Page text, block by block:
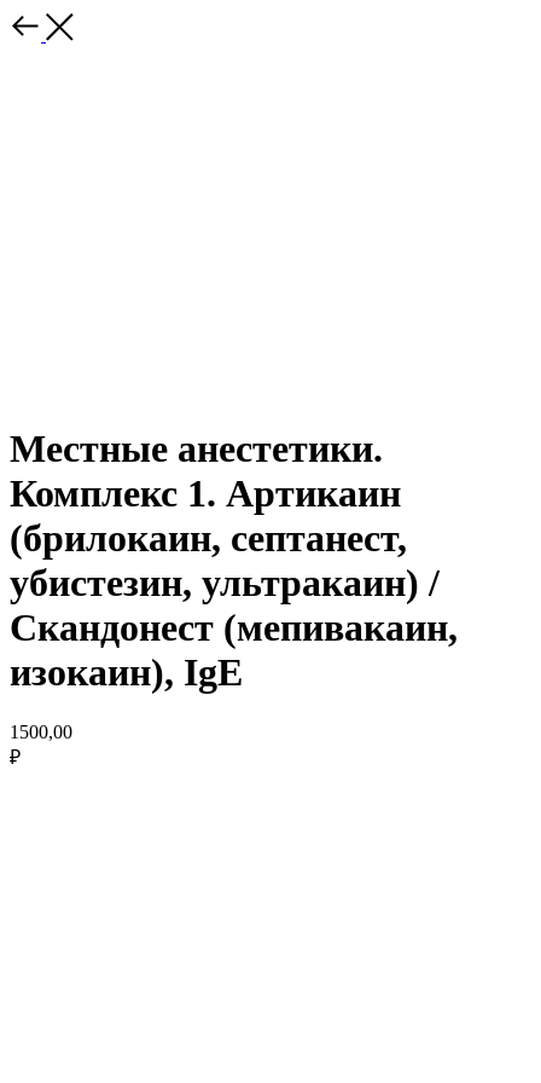
Местные анестетики.
Комплекс 1. Артикаин
(брилокаин, септанест,
убистезин, ультракаин) /
Скандонест (мепивакаин,
изокаин), IgE
1500,00
₽